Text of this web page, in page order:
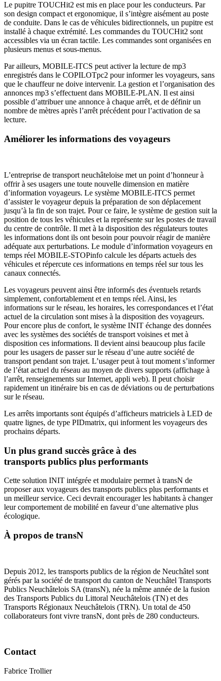
Le pupitre TOUCHit2 est mis en place pour les conducteurs. Par
son design compact et ergonomique, il s’intègre aisément au poste
de conduite. Dans le cas de véhicules bidirectionnels, un pupitre est
installé à chaque extrémité. Les commandes du TOUCHit2 sont
accessibles via un écran tactile. Les commandes sont organisées en
plusieurs menus et sous-menus.
Par ailleurs, MOBILE-ITCS peut activer la lecture de mp3
enregistrés dans le COPILOTpc2 pour informer les voyageurs, sans
que le chauffeur ne doive intervenir. La gestion et l’organisation des
annonces mp3 s’effectuent dans MOBILE-PLAN. Il est ainsi
possible d’attribuer une annonce à chaque arrêt, et de définir un
nombre de mètres après l’arrêt précédent pour l’activation de sa
lecture.
Améliorer les informations des voyageurs
L’entreprise de transport neuchâteloise met un point d’honneur à
offrir à ses usagers une toute nouvelle dimension en matière
d’information voyageurs. Le système MOBILE-ITCS permet
d’assister le voyageur depuis la préparation de son déplacement
jusqu’à la fin de son trajet. Pour ce faire, le système de gestion suit la
position de tous les véhicules et la représente sur les postes de travail
du centre de contrôle. Il met à la disposition des régulateurs toutes
les informations dont ils ont besoin pour pouvoir réagir de manière
adéquate aux perturbations. Le module d’information voyageurs en
temps réel MOBILE-STOPinfo calcule les départs actuels des
véhicules et répercute ces informations en temps réel sur tous les
canaux connectés.
Les voyageurs peuvent ainsi être informés des éventuels retards
simplement, confortablement et en temps réel. Ainsi, les
informations sur le réseau, les horaires, les correspondances et l’état
actuel de la circulation sont mises à la disposition des voyageurs.
Pour encore plus de confort, le système INIT échange des données
avec les systèmes des sociétés de transport voisines et met à
disposition ces informations. Il devient ainsi beaucoup plus facile
pour les usagers de passer sur le réseau d’une autre société de
transport pendant son trajet. L’usager peut à tout moment s’informer
de l’état actuel du réseau au moyen de divers supports (affichage à
l’arrêt, renseignements sur Internet, appli web). Il peut choisir
rapidement un itinéraire bis en cas de déviations ou de perturbations
sur le réseau.
Les arrêts importants sont équipés d’afficheurs matriciels à LED de
quatre lignes, de type PIDmatrix, qui informent les voyageurs des
prochains départs.
Un plus grand succès grâce à des
transports publics plus performants
Cette solution INIT intégrée et modulaire permet à transN de
proposer aux voyageurs des transports publics plus performants et
un meilleur service. Ceci devrait encourager les habitants à changer
leur comportement de mobilité en faveur d’une alternative plus
écologique.
À propos de transN
Depuis 2012, les transports publics de la région de Neuchâtel sont
gérés par la société de transport du canton de Neuchâtel Transports
Publics Neuchâtelois SA (transN), née la même année de la fusion
des Transports Publics du Littoral Neuchâtelois (TN) et des
Transports Régionaux Neuchâtelois (TRN). Un total de 450
collaborateurs font vivre transN, dont près de 280 conducteurs.
Contact
Fabrice Trollier